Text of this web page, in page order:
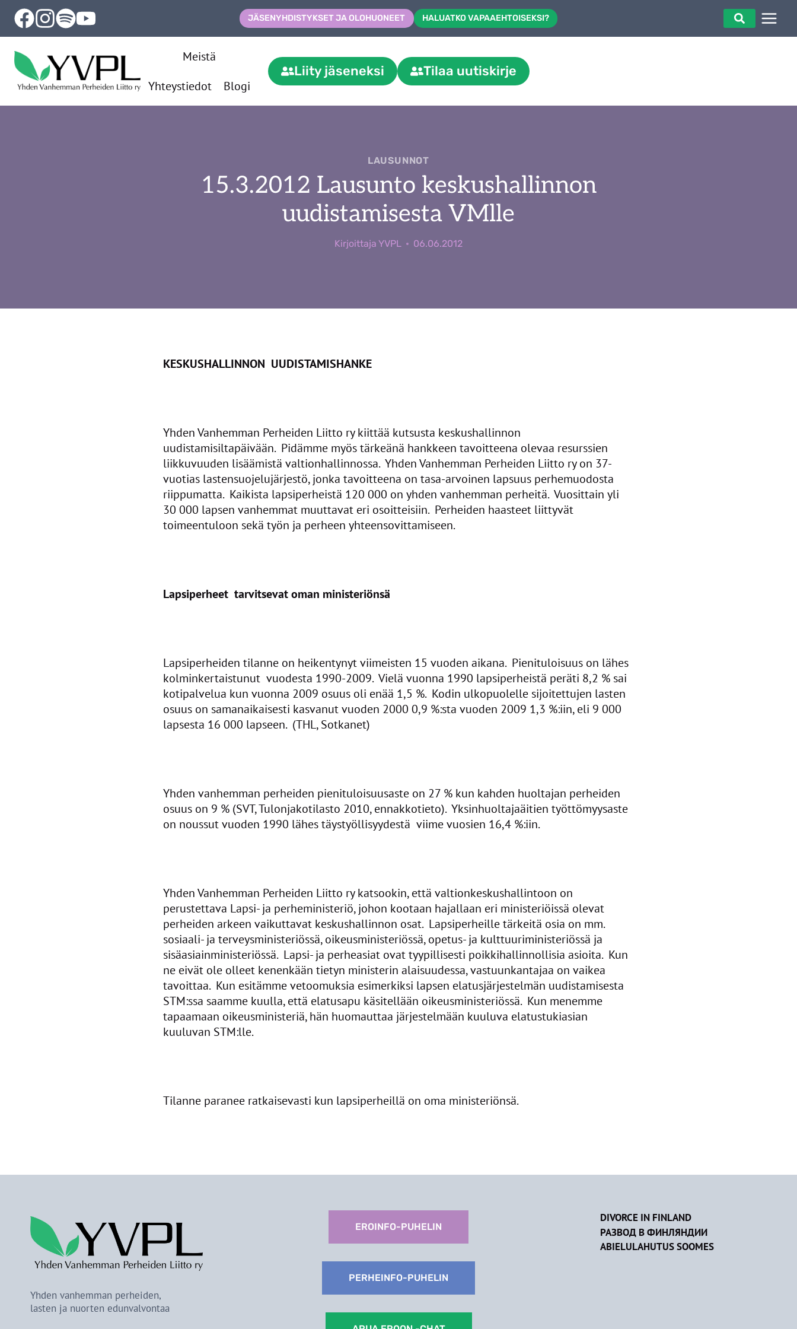
Siirry
sisältöön
JÄSENYHDISTYKSET JA OLOHUONEET HALUATKO VAPAAEHTOISEKSI?
Meistä
Yhteystiedot
Blogi
Liity jäseneksi Tilaa uutiskirje
LAUSUNNOT
15.3.2012 Lausunto keskushallinnon
uudistamisesta VMlle
Kirjoittaja YVPL 06.06.2012
KESKUSHALLINNON UUDISTAMISHANKE
Yhden Vanhemman Perheiden Liitto ry kiittää kutsusta keskushallinnon
uudistamisiltapäivään. Pidämme myös tärkeänä hankkeen tavoitteena olevaa resurssien
liikkuvuuden lisäämistä valtionhallinnossa. Yhden Vanhemman Perheiden Liitto ry on 37-
vuotias lastensuojelujärjestö, jonka tavoitteena on tasa-arvoinen lapsuus perhemuodosta
riippumatta. Kaikista lapsiperheistä 120 000 on yhden vanhemman perheitä. Vuosittain yli
30 000 lapsen vanhemmat muuttavat eri osoitteisiin. Perheiden haasteet liittyvät
toimeentuloon sekä työn ja perheen yhteensovittamiseen.
Lapsiperheet tarvitsevat oman ministeriönsä
Lapsiperheiden tilanne on heikentynyt viimeisten 15 vuoden aikana. Pienituloisuus on lähes
kolminkertaistunut vuodesta 1990-2009. Vielä vuonna 1990 lapsiperheistä peräti 8,2 % sai
kotipalvelua kun vuonna 2009 osuus oli enää 1,5 %. Kodin ulkopuolelle sijoitettujen lasten
osuus on samanaikaisesti kasvanut vuoden 2000 0,9 %:sta vuoden 2009 1,3 %:iin, eli 9 000
lapsesta 16 000 lapseen. (THL, Sotkanet)
Yhden vanhemman perheiden pienituloisuusaste on 27 % kun kahden huoltajan perheiden
osuus on 9 % (SVT, Tulonjakotilasto 2010, ennakkotieto). Yksinhuoltajaäitien työttömyysaste
on noussut vuoden 1990 lähes täystyöllisyydestä viime vuosien 16,4 %:iin.
Yhden Vanhemman Perheiden Liitto ry katsookin, että valtionkeskushallintoon on
perustettava Lapsi- ja perheministeriö, johon kootaan hajallaan eri ministeriöissä olevat
perheiden arkeen vaikuttavat keskushallinnon osat. Lapsiperheille tärkeitä osia on mm.
sosiaali- ja terveysministeriössä, oikeusministeriössä, opetus- ja kulttuuriministeriössä ja
sisäasiainministeriössä. Lapsi- ja perheasiat ovat tyypillisesti poikkihallinnollisia asioita. Kun
ne eivät ole olleet kenenkään tietyn ministerin alaisuudessa, vastuunkantajaa on vaikea
tavoittaa. Kun esitämme vetoomuksia esimerkiksi lapsen elatusjärjestelmän uudistamisesta
STM:ssa saamme kuulla, että elatusapu käsitellään oikeusministeriössä. Kun menemme
tapaamaan oikeusministeriä, hän huomauttaa järjestelmään kuuluva elatustukiasian
kuuluvan STM:lle.
Tilanne paranee ratkaisevasti kun lapsiperheillä on oma ministeriönsä.
Yhden vanhemman perheiden,
lasten ja nuorten edunvalvontaa
EROINFO-PUHELIN
PERHEINFO-PUHELIN
DIVORCE IN FINLAND
РАЗВОД В ФИНЛЯНДИИ
ABIELULAHUTUS SOOMES